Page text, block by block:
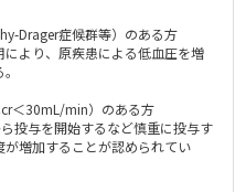
Drager症候群等）のある方
により、原疾患による低血圧を増
＜30mL/min）のある方
投与を開始するなど慎重に投与す
が増加することが認められてい